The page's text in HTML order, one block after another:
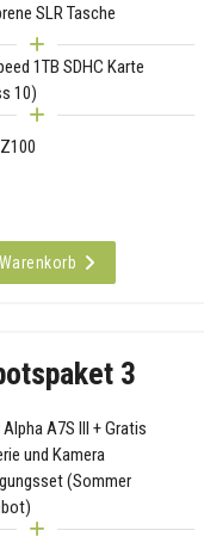
SLR Tasche
1TB SDHC Karte
10)
3
A7S III + Gratis
und Kamera
(Sommer